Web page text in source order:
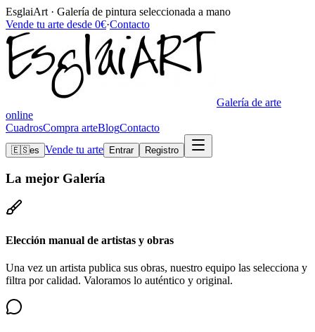
EsglaiArt · Galería de pintura seleccionada a mano
Vende tu arte desde 0€·Contacto
Galería de arte
online
CuadrosCompra arteBlogContacto
🇪🇸es Vende tu arte Entrar Registro
La mejor Galería
Elección manual de artistas y obras
Una vez un artista publica sus obras, nuestro equipo las selecciona y
filtra por calidad. Valoramos lo auténtico y original.